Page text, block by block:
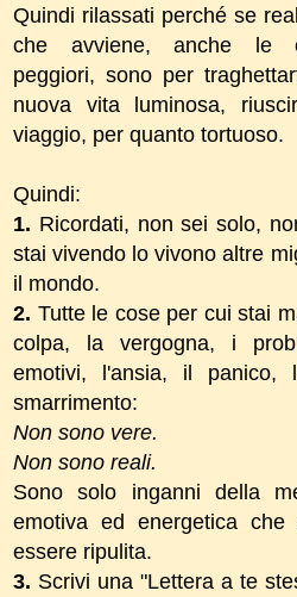
Quindi rilassati perché se
che avviene, anche le
peggiori, sono per
nuova vita luminosa,
viaggio, per quanto tortuoso.
Quindi:
1. Ricordati, non sei solo,
stai vivendo lo vivono altre
il mondo.
2. Tutte le cose per cui stai
colpa, la vergogna, i
emotivi, l'ansia, il
smarrimento:
Non sono vere.
Non sono reali.
Sono solo inganni della
emotiva ed energetica
essere ripulita.
3. Scrivi una "Lettera a te